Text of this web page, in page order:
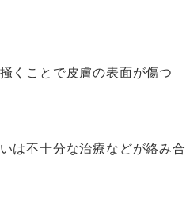
くことで皮膚の表面が傷つ
は不十分な治療などが絡み合